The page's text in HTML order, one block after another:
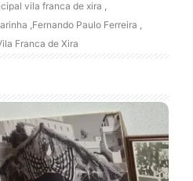
vila franca de xira
Fernando Paulo Ferreira
Franca de Xira